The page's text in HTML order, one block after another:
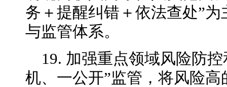
务＋提醒纠错＋依法查处”
与监管体系。
19. 加强重点领域风险防
机、一公开”监管，将风险